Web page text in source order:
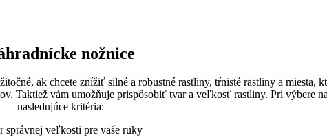
nožnice
ak chcete znížiť silné a robustné rastliny, tŕnisté rastliny a miesta,
Taktiež vám umožňuje prispôsobiť tvar a veľkosť rastliny. Pri výbere
nasledujúce kritéria:
správnej veľkosti pre vaše ruky